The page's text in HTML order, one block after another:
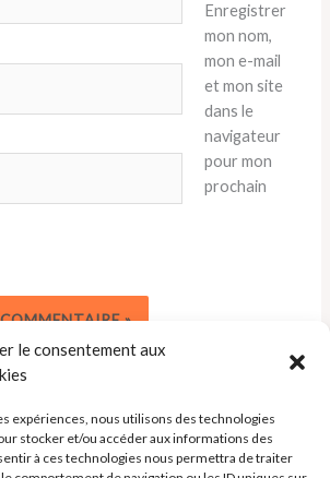
le consentement aux
expériences, nous utilisons des technologies
stocker et/ou accéder aux informations des
à ces technologies nous permettra de traiter
Enregistrer
mon nom,
mon e-mail
et mon site
dans le
navigateur
pour mon
prochain